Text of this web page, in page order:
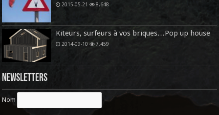
2015-05-21 8,648
Kiteurs, surfeurs à vos briques…Pop up house
2014-09-10 7,459
Newsletters
Nom